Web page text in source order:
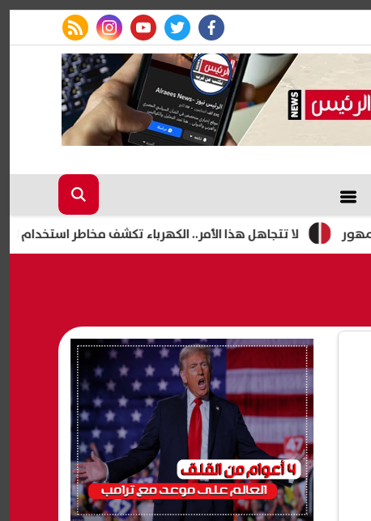
facebook
twitter
youtube
instagram
rss feed
لا تتجاهل هذا الأمر.. الكهرباء تكشف مخاطر استخدام الشواحن